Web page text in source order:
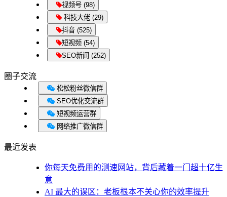
视频号 (98)
科技大佬 (29)
抖音 (525)
短视频 (54)
SEO新闻 (252)
圈子交流
松松粉丝微信群
SEO优化交流群
短视频运营群
网络推广微信群
最近发表
你每天免费用的测速网站，背后藏着一门超十亿生
意
AI 最大的误区：老板根本不关心你的效率提升